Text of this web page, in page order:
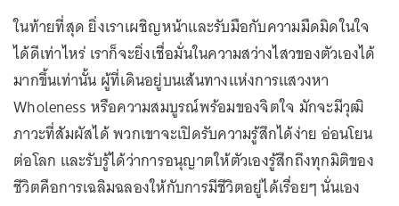
ในท้ายที่สุด ยิ่งเราเผชิญหน้าและรับมือกับความมืดมิดในใจ
ได้ดีเท่าไหร่ เราก็จะยิ่งเชื่อมั่นในความสว่างไสวของตัวเองได้
มากขึ้นเท่านั้น ผู้ที่เดินอยู่บนเส้นทางแห่งการแสวงหา
Wholeness หรือความสมบูรณ์พร้อมของจิตใจ มักจะมีวุฒิ
ภาวะที่สัมผัสได้ พวกเขาจะเปิดรับความรู้สึกได้ง่าย อ่อนโยน
ต่อโลก และรับรู้ได้ว่าการอนุญาตให้ตัวเองรู้สึกถึงทุกมิติของ
ชีวิตคือการเฉลิมฉลองให้กับการมีชีวิตอยู่ได้เรื่อยๆ นั่นเอง